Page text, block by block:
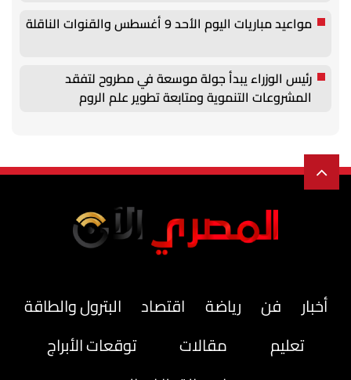
مواعيد مباريات اليوم الأحد 9 أغسطس والقنوات الناقلة
رئيس الوزراء يبدأ جولة موسعة في مطروح لتفقد
المشروعات التنموية ومتابعة تطوير علم الروم
أخبار فن رياضة اقتصاد
البترول والطاقة
تعليم
مقالات
توقعات الأبراج